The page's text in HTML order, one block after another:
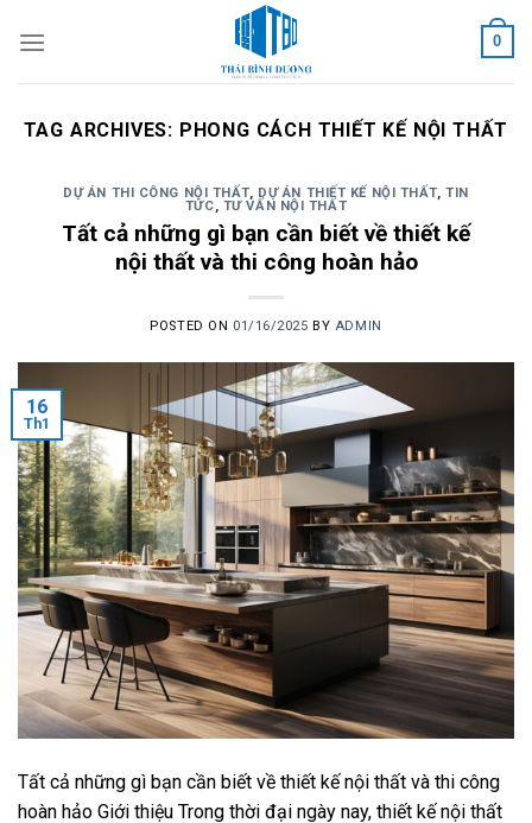
0
TAG ARCHIVES: PHONG CÁCH THIẾT KẾ NỘI THẤT
DỰ ÁN THI CÔNG NỘI THẤT, DỰ ÁN THIẾT KẾ NỘI THẤT,TIN
TỨC, TƯ VẤN NỘI THẤT
Tất cả những gì bạn cần biết về thiết kế
nội thất và thi công hoàn hảo
POSTED ON 01/16/2025 BY ADMIN
16
Th1
Tất cả những gì bạn cần biết về thiết kế nội thất và thi công
hoàn hảo Giới thiệu Trong thời đại ngày nay, thiết kế nội thất